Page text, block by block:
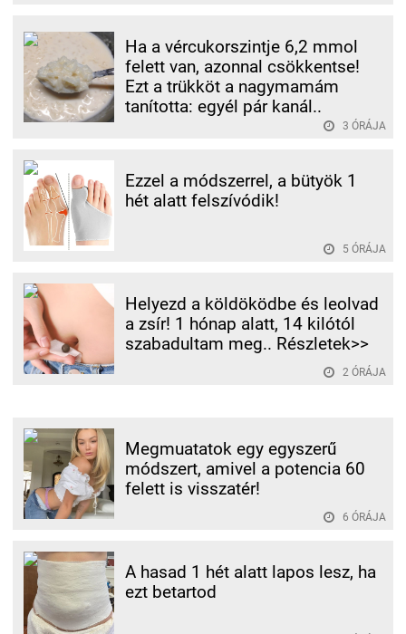
Ha a vércukorszintje 6,2 mmol
felett van, azonnal csökkentse!
Ezt a trükköt a nagymamám
tanította: egyél pár kanál..
3 ÓRÁJA
Ezzel a módszerrel, a bütyök 1
hét alatt felszívódik!
5 ÓRÁJA
Helyezd a köldöködbe és leolvad
a zsír! 1 hónap alatt, 14 kilótól
szabadultam meg.. Részletek>>
2 ÓRÁJA
Megmuatatok egy egyszerű
módszert, amivel a potencia 60
felett is visszatér!
6 ÓRÁJA
A hasad 1 hét alatt lapos lesz, ha
ezt betartod